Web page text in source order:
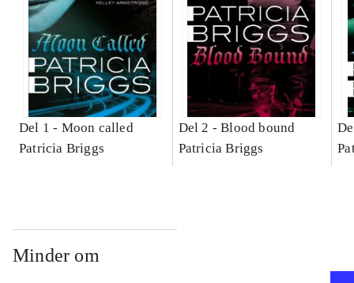
Del 1 - Moon called
Patricia Briggs
Del 2 -Blood bound
Patricia Briggs
Minder om